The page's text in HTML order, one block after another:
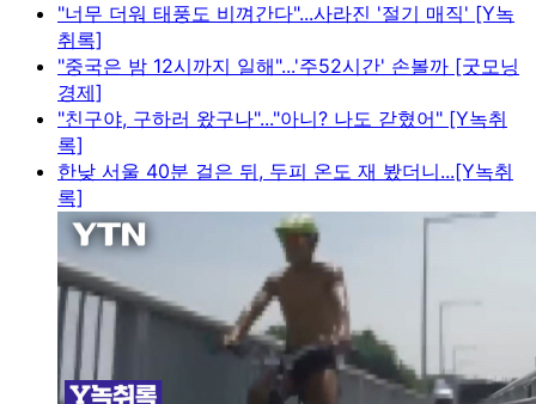
"너무 더워 태풍도 비껴간다"...사라진 '절기 매직' [Y녹
취록]
"중국은 밤 12시까지 일해"...'주52시간' 손볼까 [굿모닝
경제]
"친구야, 구하러 왔구나"..."아니? 나도 갇혔어" [Y녹취
록]
한낮 서울 40분 걸은 뒤, 두피 온도 재 봤더니...[Y녹취
록]